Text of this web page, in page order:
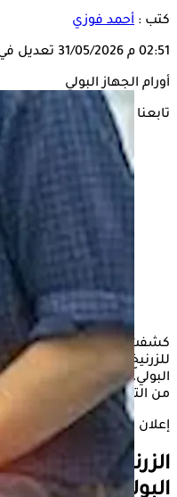
كتب : أحمد فوزي
02:51 م 31/05/2026 تعديل في 04:56
أورام الجهاز البولي
تابعنا على
كشفت دراسة دولية واسعة
للزرنيخ قد يرتبط بزيادة
البولي، ما يسلط الضوء على
من التعرض للملوثات البيئية
إعلان
الزرنيخ قد يزيد خطر
البولي